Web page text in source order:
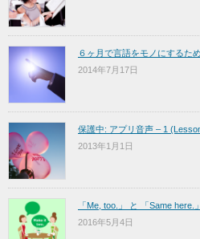
６ヶ月で言語をモノにするた
2014年7月17日
保護中: アプリ音声 – 1
2013年1月1日
「Me, too.」 と 「Same here.
2016年5月4日